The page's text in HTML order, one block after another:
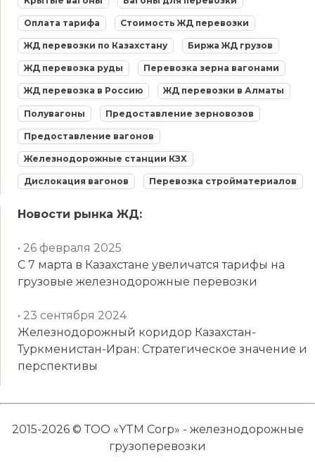
Оплата тарифа Стоимость ЖД перевозки
ЖД перевозки по Казахстану Биржа ЖД грузов
ЖД перевозка руды Перевозка зерна вагонами
ЖД перевозка в Россию ЖД перевозки в Алматы
Полувагоны Предоставление зерновозов
Предоставление вагонов
Железнодорожные станции КЗХ
Дислокация вагонов Перевозка стройматериалов
Новости рынка ЖД:
• 26 февраля 2025
С 7 марта в Казахстане увеличатся тарифы на
грузовые железнодорожные перевозки
• 23 сентября 2024
Железнодорожный коридор Казахстан-
Туркменистан-Иран: Стратегическое значение и
перспективы
2015-2026 © ТОО «YTM Corp» - железнодорожные
грузоперевозки